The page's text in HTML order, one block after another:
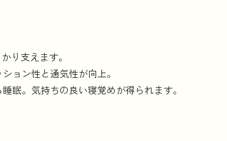
り支えます。
ョン性と通気性が向上。
眠。気持ちの良い寝覚めが得られます。